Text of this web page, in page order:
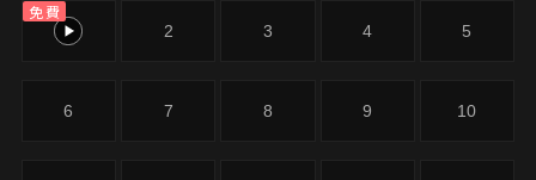
沒錢買酒的江湖浪客司空長風。
免費
1 2 3 4 5
6 7 8 9 10